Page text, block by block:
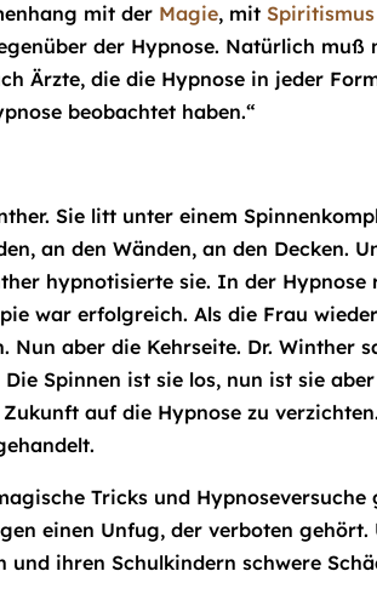
mit der Magie, mit Spiritismus
der Hypnose. Natürlich muß
Ärzte, die die Hypnose in jeder
beobachtet haben.“
Sie litt unter einem
an den Wänden, an den Decken.
hypnotisierte sie. In der Hypnose
war erfolgreich. Als die Frau
aber die Kehrseite. Dr. Winther
Spinnen ist sie los, nun ist sie
auf die Hypnose zu
Tricks und Hypnoseversuche
einen Unfug, der verboten
ihren Schulkindern schwere